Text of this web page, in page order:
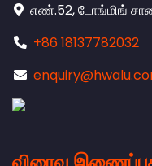
எண்.52, டோங்மிங்
+86 18137782032